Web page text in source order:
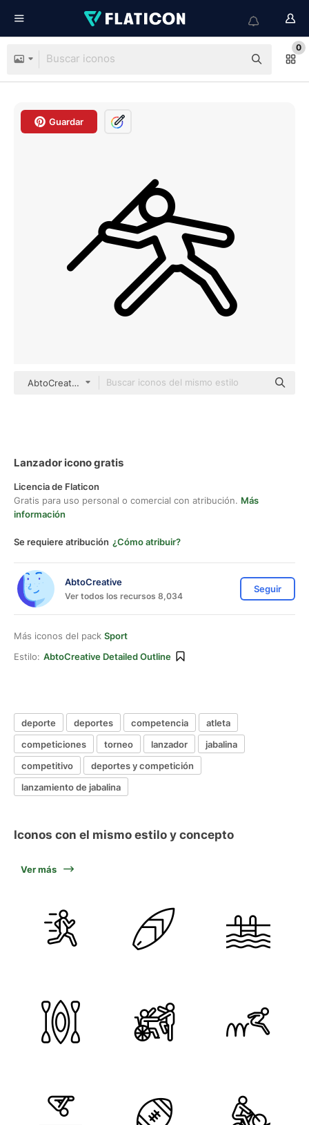
0
Guardar
AbtoCreative Detailed Outline
Lanzador icono gratis
Licencia de Flaticon
Gratis para uso personal o comercial con atribución. Más
información
Se requiere atribución ¿Cómo atribuir?
AbtoCreative
Ver todos los recursos 8,034
Seguir
Más iconos del pack Sport
Estilo: AbtoCreative Detailed Outline
deporte deportes competencia
atleta
competiciones
torneo lanzador
jabalina
competitivo
deportes y competición
lanzamiento de jabalina
Iconos con el mismo estilo y concepto
Ver más